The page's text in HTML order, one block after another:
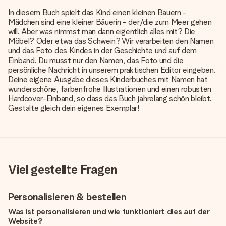
In diesem Buch spielt das Kind einen kleinen Bauern -
Mädchen sind eine kleiner Bäuerin - der/die zum Meer gehen
will. Aber was nimmst man dann eigentlich alles mit? Die
Möbel? Oder etwa das Schwein? Wir verarbeiten den Namen
und das Foto des Kindes in der Geschichte und auf dem
Einband. Du musst nur den Namen, das Foto und die
persönliche Nachricht in unserem praktischen Editor eingeben.
Deine eigene Ausgabe dieses Kinderbuches mit Namen hat
wunderschöne, farbenfrohe Illustrationen und einen robusten
Hardcover-Einband, so dass das Buch jahrelang schön bleibt.
Gestalte gleich dein eigenes Exemplar!
Viel gestellte Fragen
Personalisieren & bestellen
Was ist personalisieren und wie funktioniert dies auf der
Website?